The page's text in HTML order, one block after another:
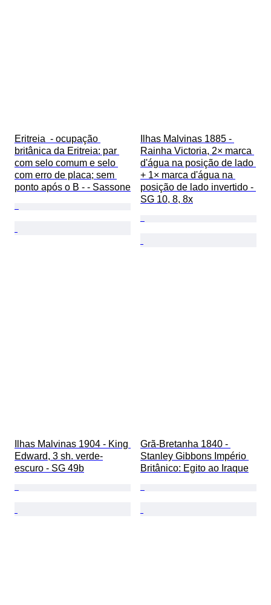
Eritreia  - ocupação
britânica da Eritreia: par
com selo comum e selo
com erro de placa; sem
ponto após o B - - Sassone
Ilhas Malvinas 1885 -
Rainha Victoria, 2× marca
d'água na posição de lado
+ 1× marca d'água na
posição de lado invertido -
SG 10, 8, 8x
Ilhas Malvinas 1904 - King
Edward, 3 sh. verde-
escuro - SG 49b
Grã-Bretanha 1840 -
Stanley Gibbons Império
Britânico: Egito ao Iraque